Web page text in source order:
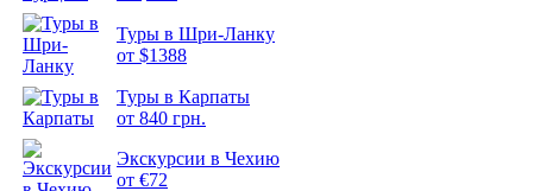
Туры в Шри-Ланку
от $1388
Туры в Карпаты
от 840 грн.
Экскурсии в Чехию
от €72